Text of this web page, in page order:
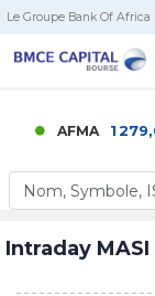
Le Groupe Bank Of Africa
AFMA 1 279,00
Intraday MASI